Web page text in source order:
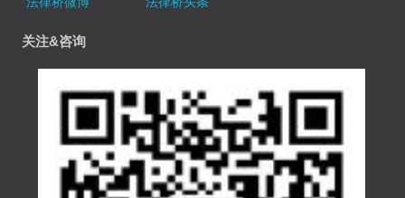
关注&咨询